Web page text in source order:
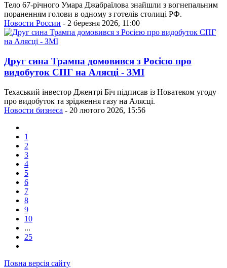
Тело 67-річного Умара Джабраїлова знайшли з вогнепальним
пораненням голови в одному з готелів столиці РФ.
Новости России - 2 березня 2026, 11:00
Друг сина Трампа домовився з Росією про
видобуток СПГ на Алясці - ЗМІ
Техаський інвестор Джентрі Біч підписав із Новатеком угоду
про видобуток та зрідження газу на Алясці.
Новости бизнеса - 20 лютого 2026, 15:56
1
2
3
4
5
6
7
8
9
10
...
25
Повна версія сайту